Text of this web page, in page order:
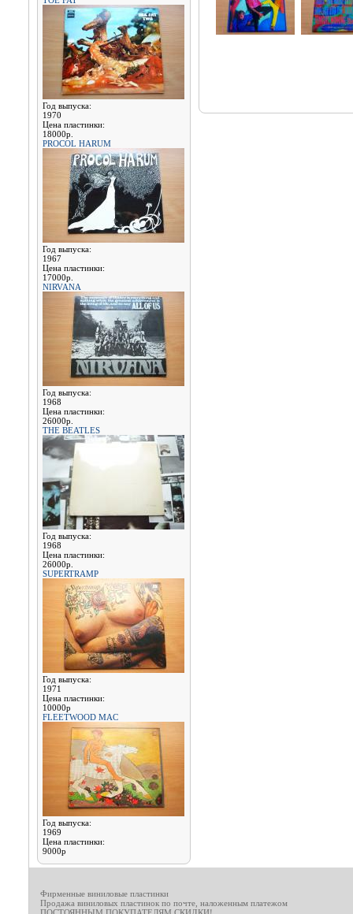
Год выпуска:
1970
Цена пластинки:
18000р.
PROCOL HARUM
Год выпуска:
1967
Цена пластинки:
17000р.
NIRVANA
Год выпуска:
1968
Цена пластинки:
26000р.
THE BEATLES
Год выпуска:
1968
Цена пластинки:
26000р.
SUPERTRAMP
Год выпуска:
1971
Цена пластинки:
10000р
FLEETWOOD MAC
Год выпуска:
1969
Цена пластинки:
9000р
Фирменные виниловые пластинки
Продажа виниловых пластинок по почте, наложенным платежом